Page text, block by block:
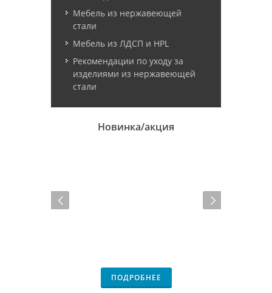
Мебель из нержавеющей
стали
Мебель из ЛДСП и HPL
Рекомендации по уходу за
изделиями из нержавеющей
стали
Новинка/акция
ПОДРОБНЕЕ